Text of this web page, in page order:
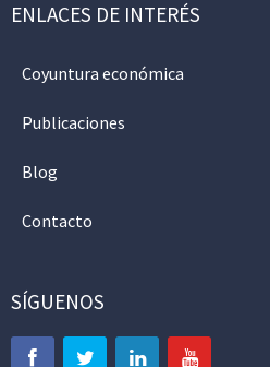
ENLACES DE INTERÉS
Coyuntura económica
Publicaciones
Blog
Contacto
SÍGUENOS